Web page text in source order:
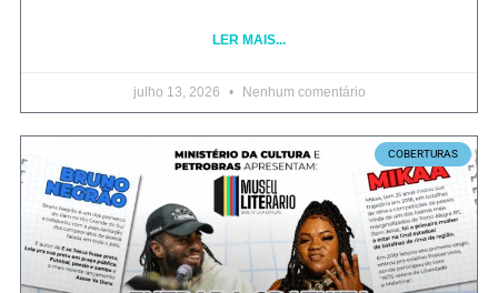
LER MAIS...
julho 13, 2026 Nenhum comentário
COBERTURAS